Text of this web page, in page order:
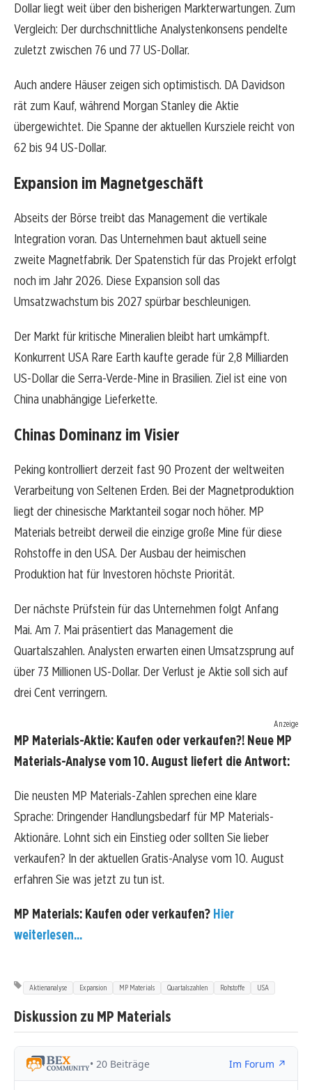
Dollar liegt weit über den bisherigen Markterwartungen. Zum
Vergleich: Der durchschnittliche Analystenkonsens pendelte
zuletzt zwischen 76 und 77 US-Dollar.
Auch andere Häuser zeigen sich optimistisch. DA Davidson
rät zum Kauf, während Morgan Stanley die Aktie
übergewichtet. Die Spanne der aktuellen Kursziele reicht von
62 bis 94 US-Dollar.
Expansion im Magnetgeschäft
Abseits der Börse treibt das Management die vertikale
Integration voran. Das Unternehmen baut aktuell seine
zweite Magnetfabrik. Der Spatenstich für das Projekt erfolgt
noch im Jahr 2026. Diese Expansion soll das
Umsatzwachstum bis 2027 spürbar beschleunigen.
Der Markt für kritische Mineralien bleibt hart umkämpft.
Konkurrent USA Rare Earth kaufte gerade für 2,8 Milliarden
US-Dollar die Serra-Verde-Mine in Brasilien. Ziel ist eine von
China unabhängige Lieferkette.
Chinas Dominanz im Visier
Peking kontrolliert derzeit fast 90 Prozent der weltweiten
Verarbeitung von Seltenen Erden. Bei der Magnetproduktion
liegt der chinesische Marktanteil sogar noch höher. MP
Materials betreibt derweil die einzige große Mine für diese
Rohstoffe in den USA. Der Ausbau der heimischen
Produktion hat für Investoren höchste Priorität.
Der nächste Prüfstein für das Unternehmen folgt Anfang
Mai. Am 7. Mai präsentiert das Management die
Quartalszahlen. Analysten erwarten einen Umsatzsprung auf
über 73 Millionen US-Dollar. Der Verlust je Aktie soll sich auf
drei Cent verringern.
Anzeige
MP Materials-Aktie: Kaufen oder verkaufen?! Neue MP
Materials-Analyse vom 10. August liefert die Antwort:
Die neusten MP Materials-Zahlen sprechen eine klare
Sprache: Dringender Handlungsbedarf für MP Materials-
Aktionäre. Lohnt sich ein Einstieg oder sollten Sie lieber
verkaufen? In der aktuellen Gratis-Analyse vom 10. August
erfahren Sie was jetzt zu tun ist.
MP Materials: Kaufen oder verkaufen? Hier
weiterlesen...
Aktienanalyse Expansion MP Materials Quartalszahlen Rohstoffe USA
Diskussion zu MP Materials